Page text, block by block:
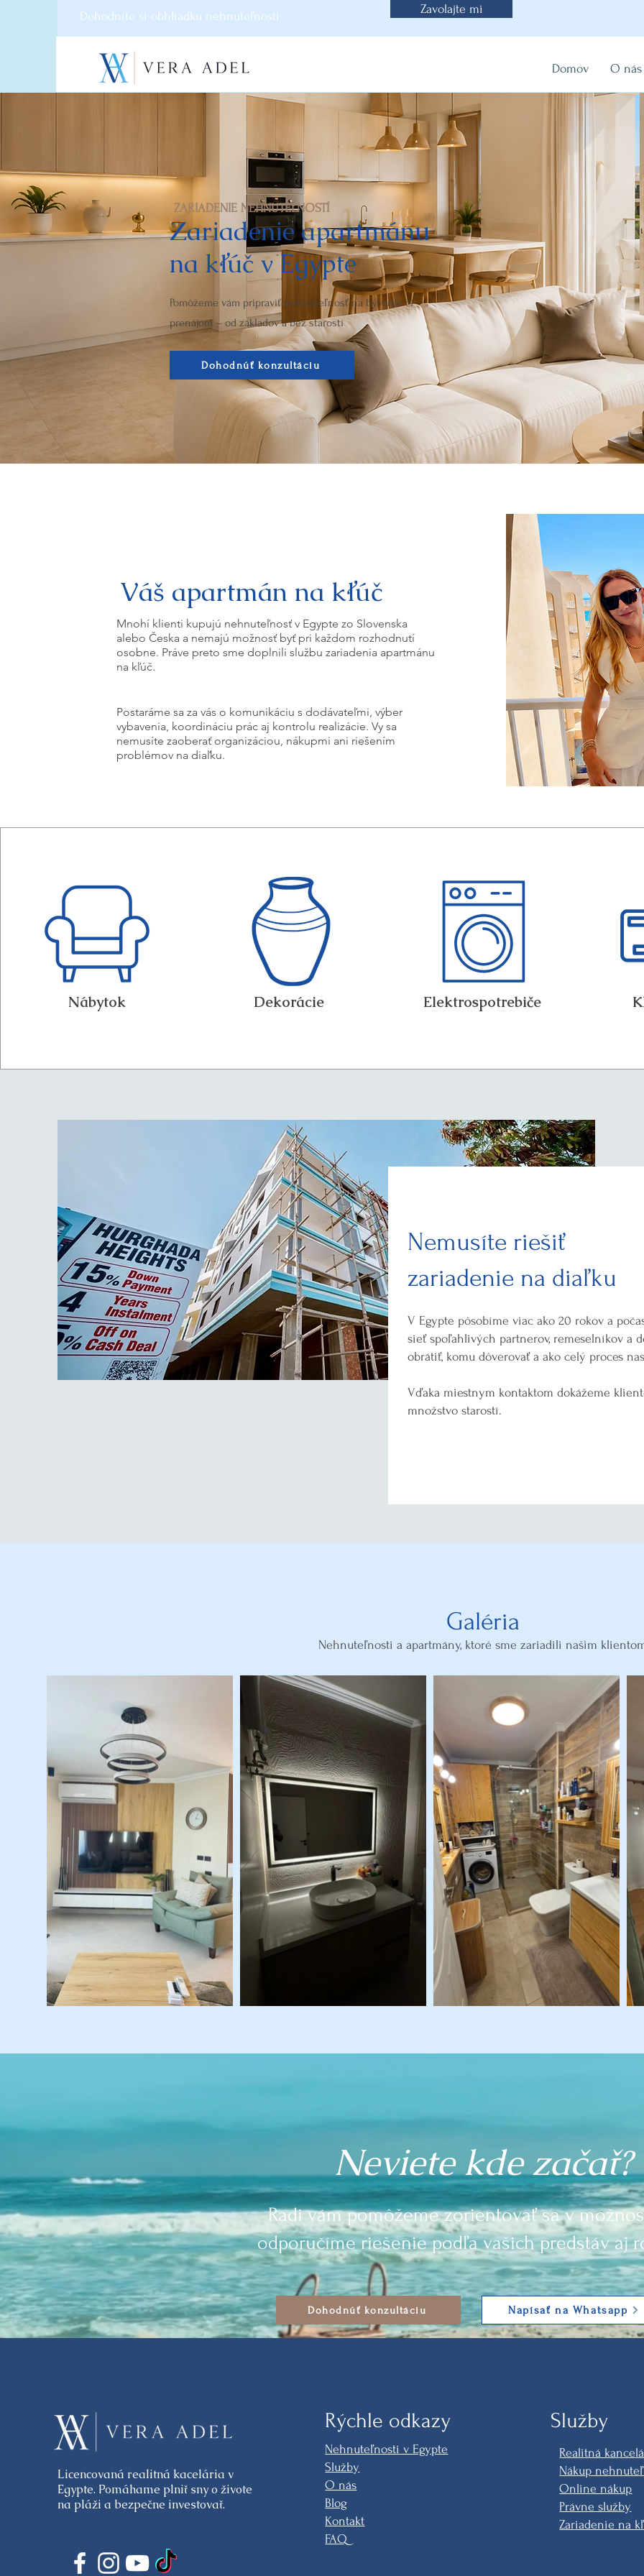
Dohodnite si obhliadku nehnuteľnosti
Zavolajte mi
Domov O nás
ZARIADENIE NEHNUTEĽNOSTÍ
Zariadenie apartmánu
na kľúč v Egypte
Pomôžeme vám pripraviť nehnuteľnosť na bývanie či
prenájom – od základov a bez starostí
Dohodnúť konzultáciu
Váš apartmán na kľúč
Mnohí klienti kupujú nehnuteľnosť v Egypte zo Slovenska
alebo Česka a nemajú možnosť byť pri každom rozhodnutí
osobne. Práve preto sme doplnili službu zariadenia apartmánu
na kľúč.
Postaráme sa za vás o komunikáciu s dodávateľmi, výber
vybavenia, koordináciu prác aj kontrolu realizácie. Vy sa
nemusíte zaoberať organizáciou, nákupmi ani riešením
problémov na diaľku.
Nábytok Dekorácie Elektrospotrebiče
Nemusíte riešiť
zariadenie na diaľku
V Egypte pôsobíme viac ako 20 rokov a
sieť spoľahlivých partnerov, remeselníkov a
obrátiť, komu dôverovať a ako celý proces
Vďaka miestnym kontaktom dokážeme
množstvo starostí.
Galéria
Nehnuteľnosti a apartmány, ktoré sme zariadili našim
Neviete kde začať?
Radi vám pomôžeme zorientovať sa v
odporučíme riešenie podľa vašich predstáv aj
Dohodnúť konzultáciu Napísať na Whatsapp
Licencovaná realitná kacelária v
Egypte. Pomáhame plniť sny o živote
na pláži a bezpečne investovať.
Rýchle odkazy
Nehnuteľnosti v Egypte
Služby
O nás
Blog
Kontakt
FAQ
Realitná
Nákup
Online nákup
Právne služby
Zariadenie na
Služby